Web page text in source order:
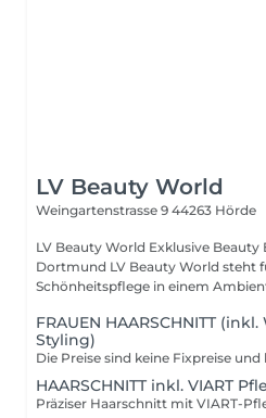
LV Beauty World
Weingartenstrasse 9 44263 Hörde
LV Beauty World Exklusive Beauty Exzellenz am Phoenix See
Dortmund LV Beauty World steht für anspruchsvolle
Schönheitspflege in einem
FRAUEN HAARSCHNITT
Styling)
HAARSCHNITT inkl. VIART